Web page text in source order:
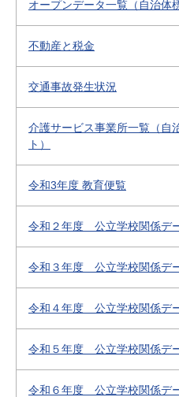
オープンデータ一覧（自治体
不動産と税金
交通事故発生状況
介護サービス事業所一覧（自
ト）
令和3年度 教育便覧
令和２年度 公立学校関係デ
令和３年度 公立学校関係デ
令和４年度 公立学校関係デ
令和５年度 公立学校関係デ
令和６年度 公立学校関係デ